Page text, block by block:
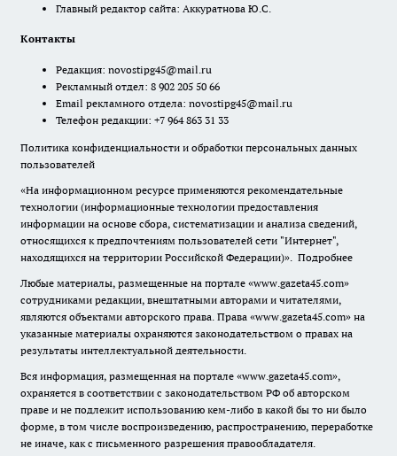
Главный редактор сайта: Аккуратнова Ю.С.
Контакты
Редакция: novostipg45@mail.ru
Рекламный отдел: 8 902 205 50 66
Email рекламного отдела: novostipg45@mail.ru
Телефон редакции: +7 964 863 31 33
Политика конфиденциальности и обработки персональных данных
пользователей
«На информационном ресурсе применяются рекомендательные
технологии (информационные технологии предоставления
информации на основе сбора, систематизации и анализа сведений,
относящихся к предпочтениям пользователей сети "Интернет",
находящихся на территории Российской Федерации)». Подробнее
Любые материалы, размещенные на портале «www.gazeta45.com»
сотрудниками редакции, внештатными авторами и читателями,
являются объектами авторского права. Права «www.gazeta45.com» на
указанные материалы охраняются законодательством о правах на
результаты интеллектуальной деятельности.
Вся информация, размещенная на портале «www.gazeta45.com»,
охраняется в соответствии с законодательством РФ об авторском
праве и не подлежит использованию кем-либо в какой бы то ни было
форме, в том числе воспроизведению, распространению, переработке
не иначе, как с письменного разрешения правообладателя.